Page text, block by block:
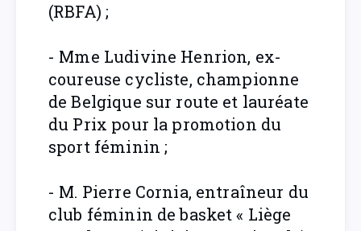
(RBFA) ;
- Mme Ludivine Henrion, ex-
coureuse cycliste, championne
de Belgique sur route et lauréate
du Prix pour la promotion du
sport féminin ;
- M. Pierre Cornia, entraîneur du
club féminin de basket « Liège